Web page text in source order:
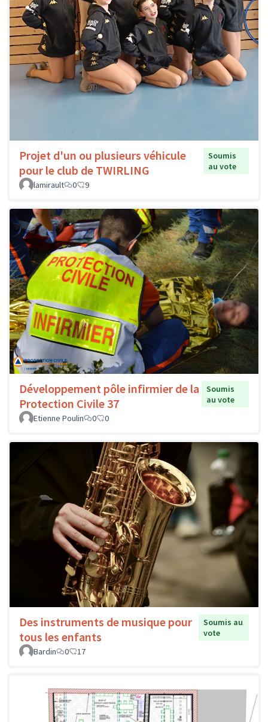
Projet d'un ou plusieurs véhicule
pour le club de TWIRLING
Soumis
au vote
lamirault
0 9
Développement pôle infirmier de la
Protection Civile 37
Soumis
au vote
Etienne Poulin
0 0
Des instruments de musique pour
tous les enfants
Soumis au
vote
Bardin
0 17